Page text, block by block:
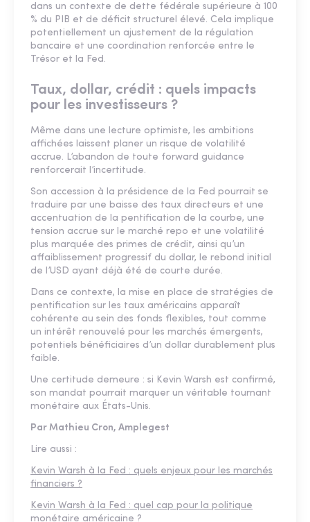
dans un contexte de dette fédérale supérieure à 100
% du PIB et de déficit structurel élevé. Cela implique
potentiellement un ajustement de la régulation
bancaire et une coordination renforcée entre le
Trésor et la Fed.
Taux, dollar, crédit : quels impacts
pour les investisseurs ?
Même dans une lecture optimiste, les ambitions
affichées laissent planer un risque de volatilité
accrue. L’abandon de toute forward guidance
renforcerait l’incertitude.
Son accession à la présidence de la Fed pourrait se
traduire par une baisse des taux directeurs et une
accentuation de la pentification de la courbe, une
tension accrue sur le marché repo et une volatilité
plus marquée des primes de crédit, ainsi qu’un
affaiblissement progressif du dollar, le rebond initial
de l’USD ayant déjà été de courte durée.
Dans ce contexte, la mise en place de stratégies de
pentification sur les taux américains apparaît
cohérente au sein des fonds flexibles, tout comme
un intérêt renouvelé pour les marchés émergents,
potentiels bénéficiaires d’un dollar durablement plus
faible.
Une certitude demeure : si Kevin Warsh est confirmé,
son mandat pourrait marquer un véritable tournant
monétaire aux États-Unis.
Par Mathieu Cron, Amplegest
Lire aussi :
Kevin Warsh à la Fed : quels enjeux pour les marchés
financiers ?
Kevin Warsh à la Fed : quel cap pour la politique
monétaire américaine ?